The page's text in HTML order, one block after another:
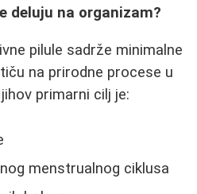
deluju na organizam?
pilule sadrže minimalne
na prirodne procese u
primarni cilj je:
menstrualnog ciklusa